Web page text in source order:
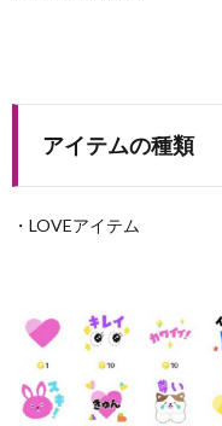
アイテムの種類
・LOVEアイテム